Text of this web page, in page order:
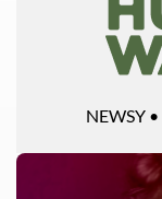
NEWSY